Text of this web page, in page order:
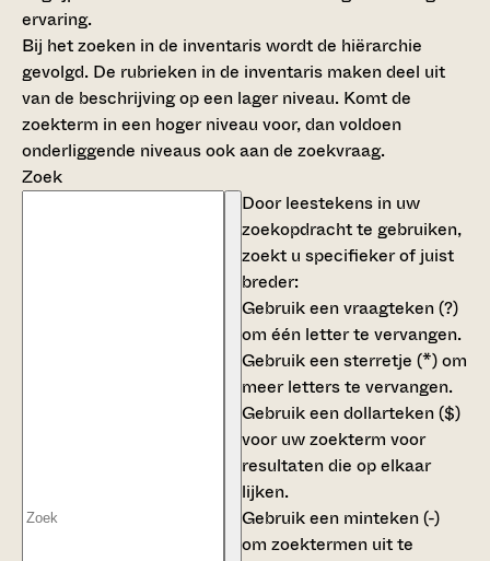
ervaring.
Bij het zoeken in de inventaris wordt de hiërarchie
gevolgd. De rubrieken in de inventaris maken deel uit
van de beschrijving op een lager niveau. Komt de
zoekterm in een hoger niveau voor, dan voldoen
onderliggende niveaus ook aan de zoekvraag.
Zoek
Door leestekens in uw
zoekopdracht te gebruiken,
zoekt u specifieker of juist
breder:
Gebruik eenvraagteken (?)
om één letter te vervangen.
Gebruik eensterretje (*)om
meer letters te vervangen.
Gebruik eendollarteken ($)
voor uw zoekterm voor
resultaten die op elkaar
lijken.
Gebruik een minteken (-)
om zoektermen uit te